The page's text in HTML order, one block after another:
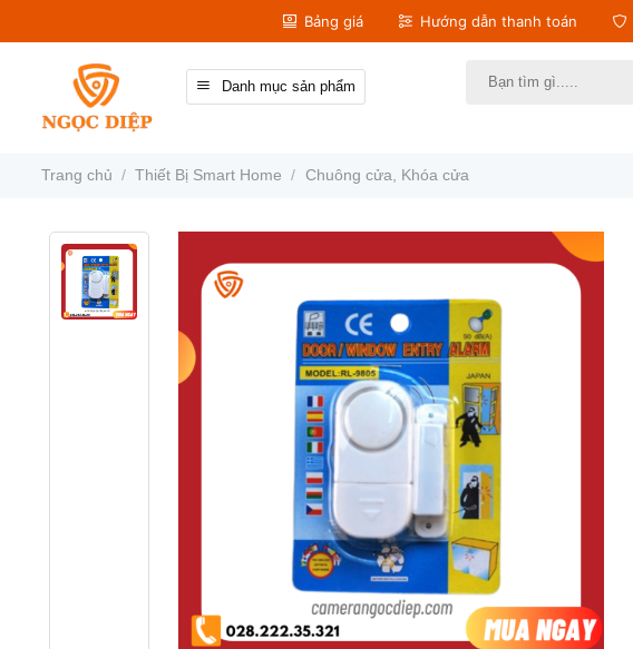
qua
Bảng giá Hướng dẫn thanh toán
Danh mục sản phẩm
kiếm:
Trang chủ / Thiết Bị Smart Home / Chuông cửa, Khóa cửa